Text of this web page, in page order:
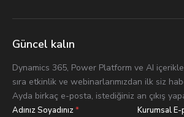
Güncel kalın
Dynamics 365, Power Platform ve AI
sıra etkinlik ve webinarlarımızdan ilk siz
Ayda birkaç e-posta, istediğiniz an çıkış
Adınız Soyadınız* Kurumsal